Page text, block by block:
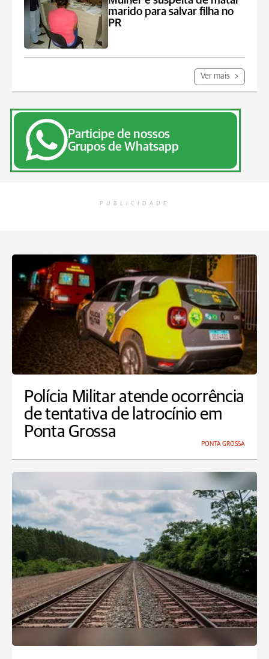
marido para salvar filha no
PR
Ver mais
Participe de nossos
Grupos de Whatsapp
PUBLICIDADE
Polícia Militar atende ocorrência
de tentativa de latrocínio em
Ponta Grossa
PONTA GROSSA